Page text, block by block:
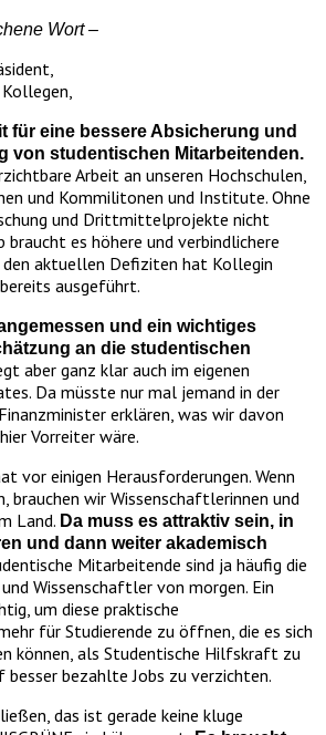
Wort –
für eine bessere Absicherung und
von studentischen Mitarbeitenden.
Arbeit an unseren Hochschulen,
und Kommilitonen und Institute. Ohne
und Drittmittelprojekte nicht
braucht es höhere und verbindlichere
den aktuellen Defiziten hat Kollegin
ausgeführt.
und ein wichtiges
an die studentischen
aber ganz klar auch im eigenen
Da müsste nur mal jemand in der
erklären, was wir davon
Vorreiter wäre.
vor einigen Herausforderungen. Wenn
brauchen wir Wissenschaftlerinnen und
Land. Da muss es attraktiv sein, in
und dann weiter akademisch
Mitarbeitende sind ja häufig die
Wissenschaftler von morgen. Ein
um diese praktische
für Studierende zu öffnen, die es sich
können, als Studentische Hilfskraft zu
bezahlte Jobs zu verzichten.
das ist gerade keine kluge